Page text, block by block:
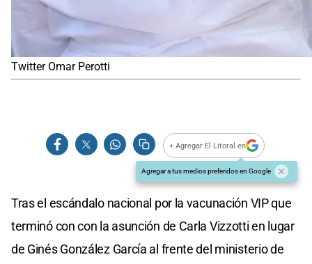
Twitter Omar Perotti
+ Agregar El Litoral en
Agregar a tus medios preferidos en Google
Tras el escándalo nacional por la vacunación VIP que
terminó con con la asunción de Carla Vizzotti en lugar
de Ginés González García al frente del ministerio de